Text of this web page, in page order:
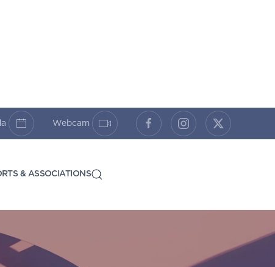
Webcam
& ASSOCIATIONS